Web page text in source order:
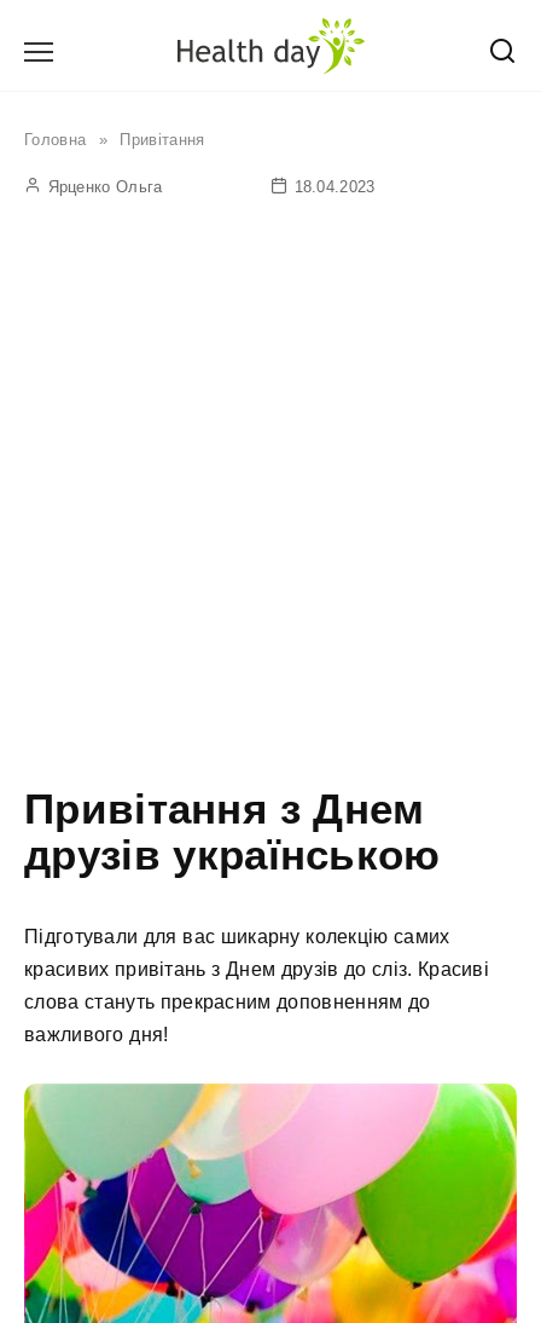
Головна » Привітання
Ярценко Ольга 18.04.2023
Привітання з Днем
друзів українською
Підготували для вас шикарну колекцію самих
красивих привітань з Днем друзів до сліз. Красиві
слова стануть прекрасним доповненням до
важливого дня!